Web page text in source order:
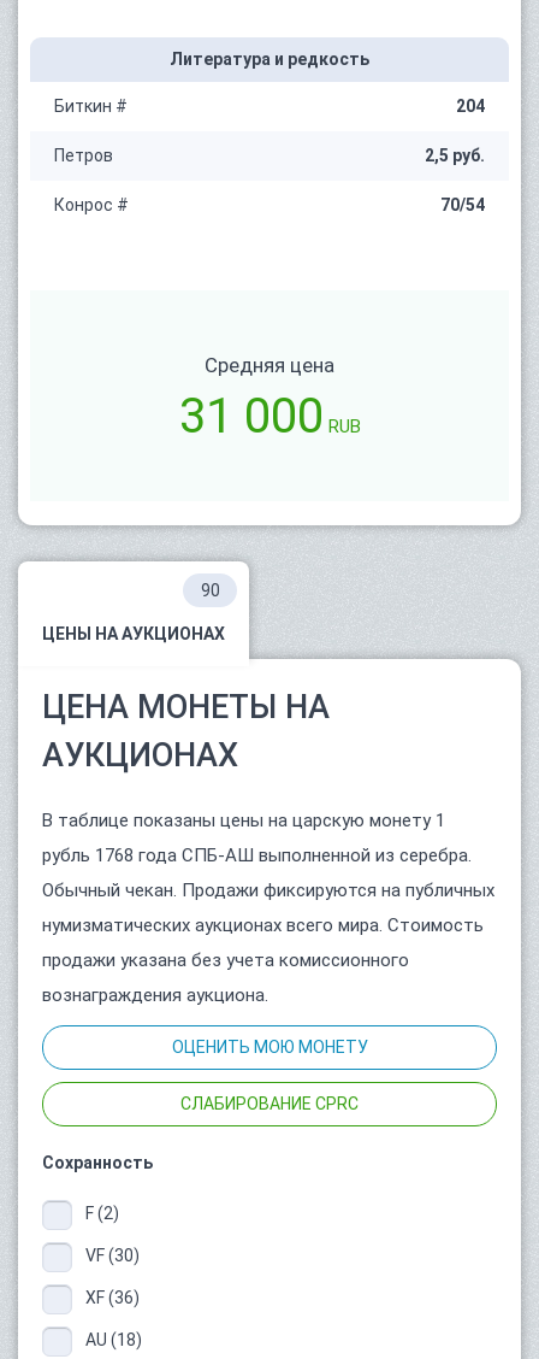
Литература и редкость
Биткин # 204
Петров 2,5 руб.
Конрос # 70/54
Средняя цена
31 000 RUB
ЦЕНЫ НА АУКЦИОНАХ
90
ЦЕНА МОНЕТЫ НА
АУКЦИОНАХ
В таблице показаны цены на царскую монету 1
рубль 1768 года СПБ-АШ выполненной из серебра.
Обычный чекан. Продажи фиксируются на публичных
нумизматических аукционах всего мира. Стоимость
продажи указана без учета комиссионного
вознаграждения аукциона.
ОЦЕНИТЬ МОЮ МОНЕТУ
СЛАБИРОВАНИЕ CPRC
Сохранность
F (2)
VF (30)
XF (36)
AU (18)